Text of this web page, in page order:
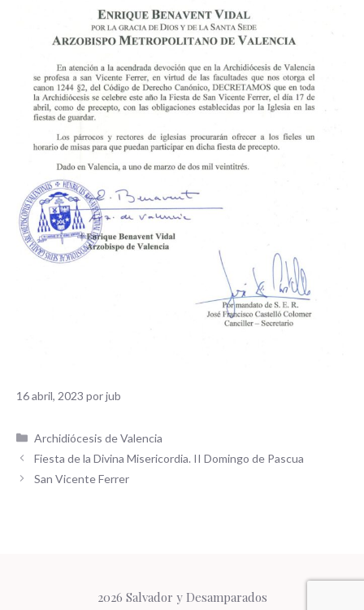
16 abril, 2023 porjub
Categorías
Archidiócesis de Valencia
Fiesta de la Divina Misericordia. II Domingo de Pascua
San Vicente Ferrer
2026 Salvador y Desamparados